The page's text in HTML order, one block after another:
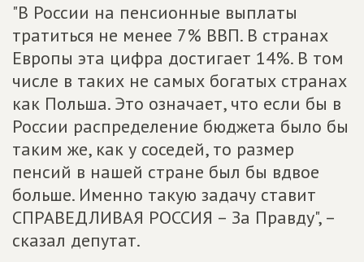
"В России на пенсионные выплаты
тратиться не менее 7% ВВП. В странах
Европы эта цифра достигает 14%. В том
числе в таких не самых богатых странах
как Польша. Это означает, что если бы в
России распределение бюджета было бы
таким же, как у соседей, то размер
пенсий в нашей стране был бы вдвое
больше. Именно такую задачу ставит
СПРАВЕДЛИВАЯ РОССИЯ – За Правду", –
сказал депутат.